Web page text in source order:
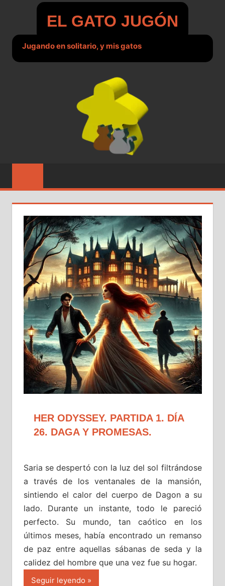
EL GATO JUGÓN
Jugando en solitario, y mis gatos
HER ODYSSEY. PARTIDA 1. DÍA
26. DAGA Y PROMESAS.
Saria se despertó con la luz del sol filtrándose
a través de los ventanales de la mansión,
sintiendo el calor del cuerpo de Dagon a su
lado. Durante un instante, todo le pareció
perfecto. Su mundo, tan caótico en los
últimos meses, había encontrado un remanso
de paz entre aquellas sábanas de seda y la
calidez del hombre que una vez fue su hogar.
Seguir leyendo